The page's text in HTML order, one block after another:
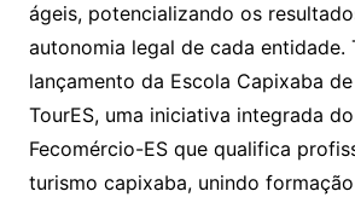
ágeis, potencializando os
autonomia legal de cada entidade.
lançamento da Escola Capixaba
TourES, uma iniciativa integrada
Fecomércio-ES que qualifica
turismo capixaba, unindo